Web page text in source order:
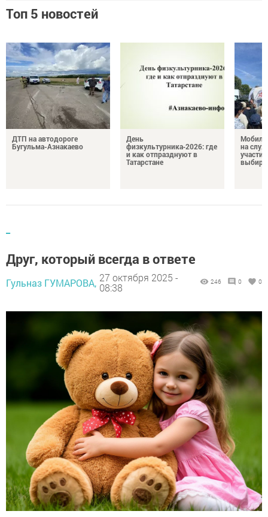
Топ 5 новостей
ДТП на автодороге
Бугульма-Азнакаево
День
физкультурника‑2026: где
и как отпразднуют в
Татарстане
на
Друг, который всегда в ответе
Гульназ ГУМАРОВА, 27 октября 2025 -
08:38
246 0 0